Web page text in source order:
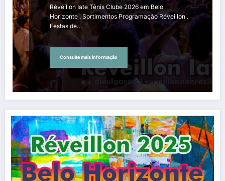
Réveillon Iate Tênis Clube 2026 em Belo
Horizonte . Sortimentos Programação Réveillon .
Festas de…
Consulte mais informação